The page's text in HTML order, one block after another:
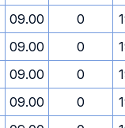
09.00 0
09.00 0
09.00 0
09.00 0